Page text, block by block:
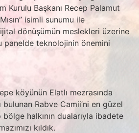
Kurulu Başkanı Recep Palamut
isimli sunumu ile
dönüşümün meslekleri üzerine
panelde teknolojinin önemini
köyünün Elatlı mezrasında
bulunan Rabve Camii’ni en güzel
halkının dualarıyla ibadete
kıldık.